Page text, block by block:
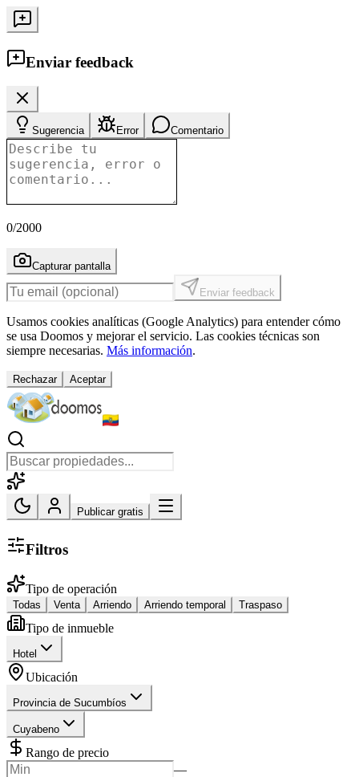
Enviar feedback
Sugerencia Error Comentario
0/2000
Capturar pantalla
Enviar feedback
Usamos cookies analíticas (Google Analytics) para entender cómo
se usa Doomos y mejorar el servicio. Las cookies técnicas son
siempre necesarias. Más información.
Rechazar Aceptar
Publicar gratis
Filtros
Tipo de operación
Todas Venta Arriendo Arriendo temporal Traspaso
Tipo de inmueble
Hotel
Ubicación
Provincia de Sucumbíos
Cuyabeno
Rango de precio
—